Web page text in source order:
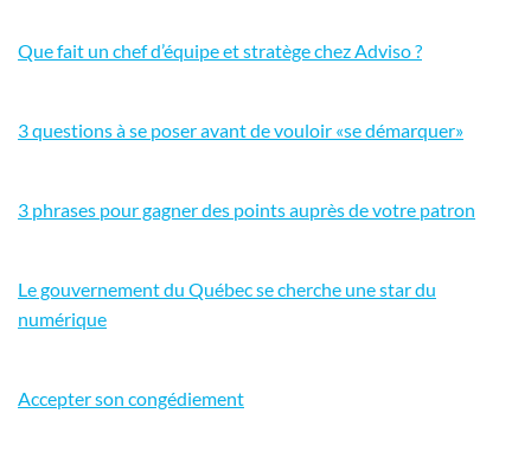
Que fait un chef d’équipe et stratège chez Adviso ?
3 questions à se poser avant de vouloir «se démarquer»
3 phrases pour gagner des points auprès de votre patron
Le gouvernement du Québec se cherche une star du
numérique
Accepter son congédiement